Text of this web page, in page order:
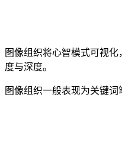
图像组织将心智模式可视
度与深度。
图像组织一般表现为关键